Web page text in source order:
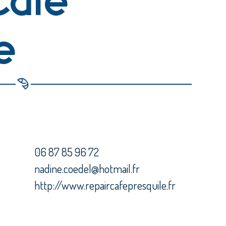
06 87 85 96 72
nadine.coedel@hotmail.fr
http://www.repaircafepresquile.fr